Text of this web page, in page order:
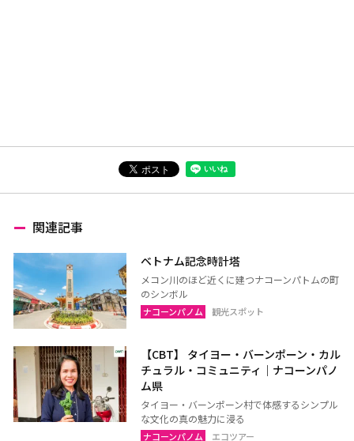
関連記事
ベトナム記念時計塔
メコン川のほど近くに建つナコーンパトムの町
のシンボル
ナコーンパノム 観光スポット
【CBT】 タイヨー・バーンポーン・カル
チュラル・コミュニティ｜ナコーンパノ
ム県
タイヨー・バーンポーン村で体感するシンプル
な文化の真の魅力に浸る
ナコーンパノム エコツアー